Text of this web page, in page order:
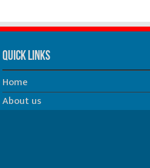
Quick Links
Home
About us